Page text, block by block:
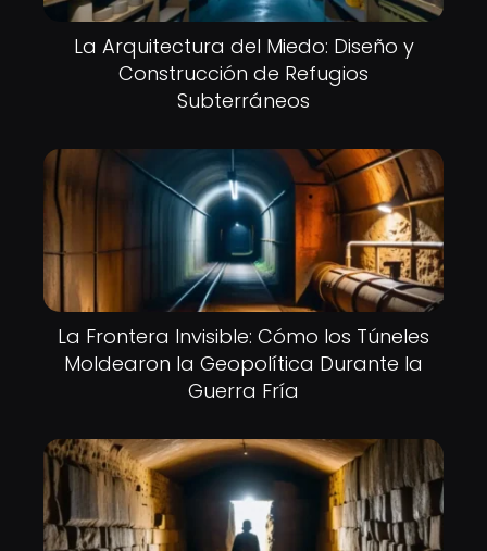
La Arquitectura del Miedo: Diseño y
Construcción de Refugios
Subterráneos
La Frontera Invisible: Cómo los Túneles
Moldearon la Geopolítica Durante la
Guerra Fría